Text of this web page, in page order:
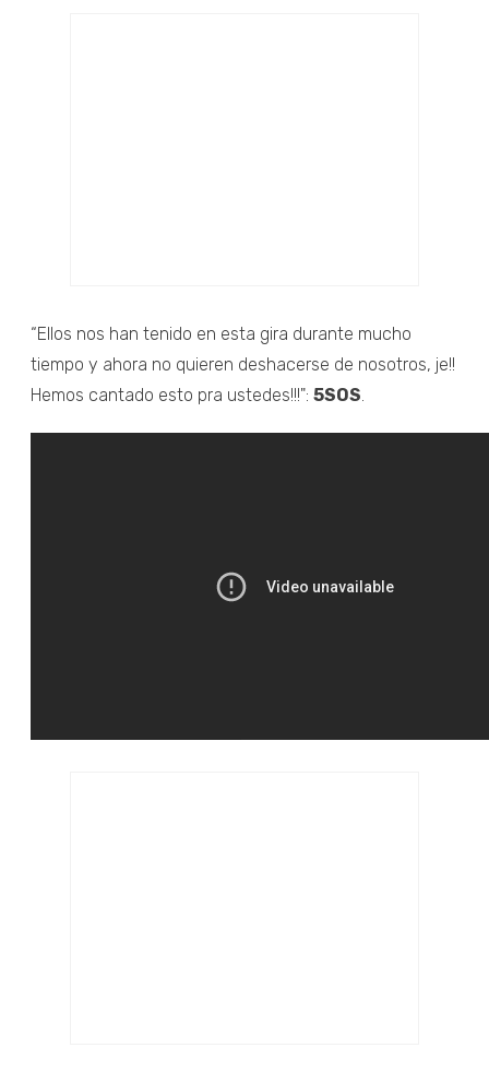
“Ellos nos han tenido en esta gira durante mucho
tiempo y ahora no quieren deshacerse de nosotros, je!!
Hemos cantado esto pra ustedes!!!": 5SOS